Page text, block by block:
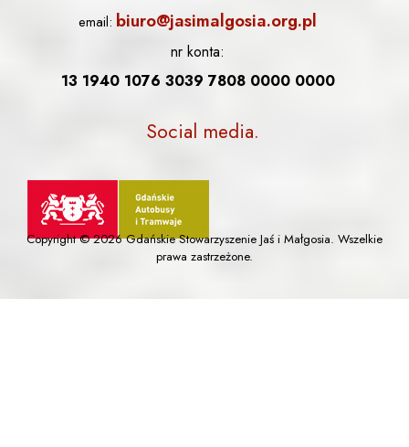
email: biuro@jasimalgosia.org.pl
nr konta:
13 1940 1076 3039 7808 0000 0000
Social media
Copyright © 2026 Gdańskie Stowarzyszenie Jaś i Małgosia. Wszelkie
prawa zastrzeżone.